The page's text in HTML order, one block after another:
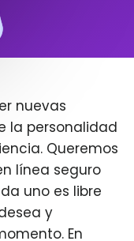
nuevas
la personalidad
Queremos
línea seguro
uno es libre
y
En